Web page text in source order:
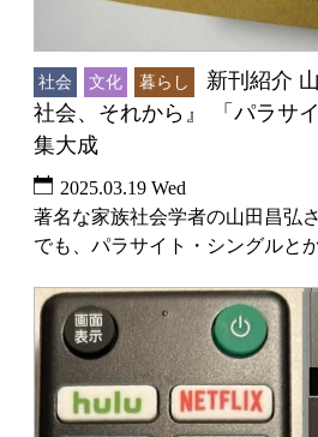
社会 文化 暮らし
新刊紹介
社会、それから』 「パラサ
集大成
2025.03.19 Wed
著名な家族社会学者の山田昌弘
でも、パラサイト・シングルと